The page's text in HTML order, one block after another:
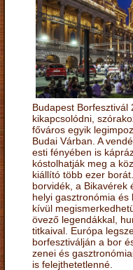
Budapest Borfesztivál
kikapcsolódni,
főváros egyik
Budai Várban. A
esti fényében is
kóstolhatják meg a
kiállító több ezer
borvidék, a Bikavérek
helyi gasztronómia és
kívül
övező legendákkal,
titkaival. Európa
borfesztiválján a bor
zenei és
is felejthetetlenné.